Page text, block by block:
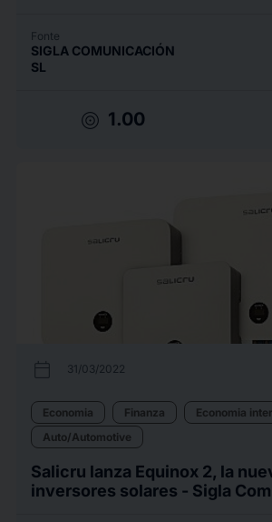
Fonte
SIGLA COMUNICACIÓN
SL
target 1.00
calendar_today 31/03/2022
Economia Finanza
Economia
Auto/Automotive
Salicru lanza Equinox 2, la
inversores solares - Sigla